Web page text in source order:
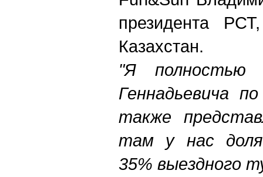
президента
Казахстан.
"Я полностью
Геннадьевича
также
там у нас
35% выездного